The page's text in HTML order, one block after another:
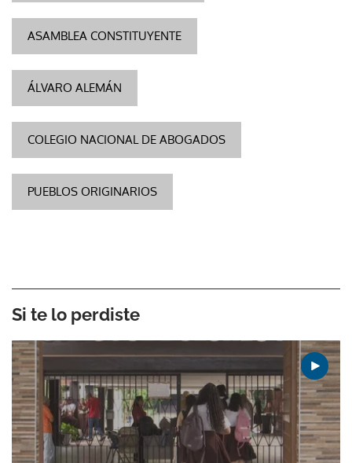
ASAMBLEA CONSTITUYENTE
ÁLVARO ALEMÁN
COLEGIO NACIONAL DE ABOGADOS
PUEBLOS ORIGINARIOS
Si te lo perdiste